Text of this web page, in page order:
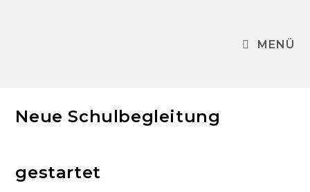
MENÜ
Neue Schulbegleitung
gestartet